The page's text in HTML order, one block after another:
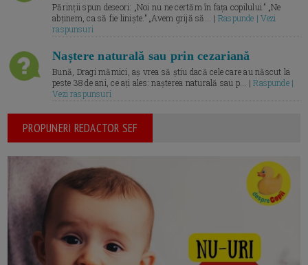
Părinții spun deseori: „Noi nu ne certăm în fața copilului.” „Ne
abținem, ca să fie liniște.” „Avem grijă să... | Raspunde | Vezi
raspunsuri
Naștere naturală sau prin cezariană
Bună, Dragi mămici, aș vrea să știu dacă cele care au născut la
peste 38 de ani, ce ați ales: nașterea naturală sau p... |Raspunde |
Vezi raspunsuri
PROPUNERI REDACTOR SEF